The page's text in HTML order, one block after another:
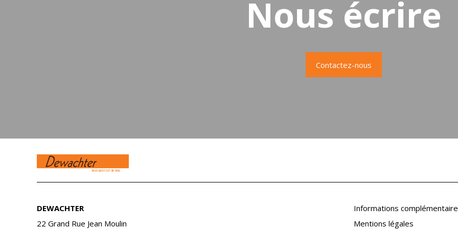
Nous écrire
Contactez-nous
DEWACHTER
22 Grand Rue Jean Moulin
Informations
Mentions légales